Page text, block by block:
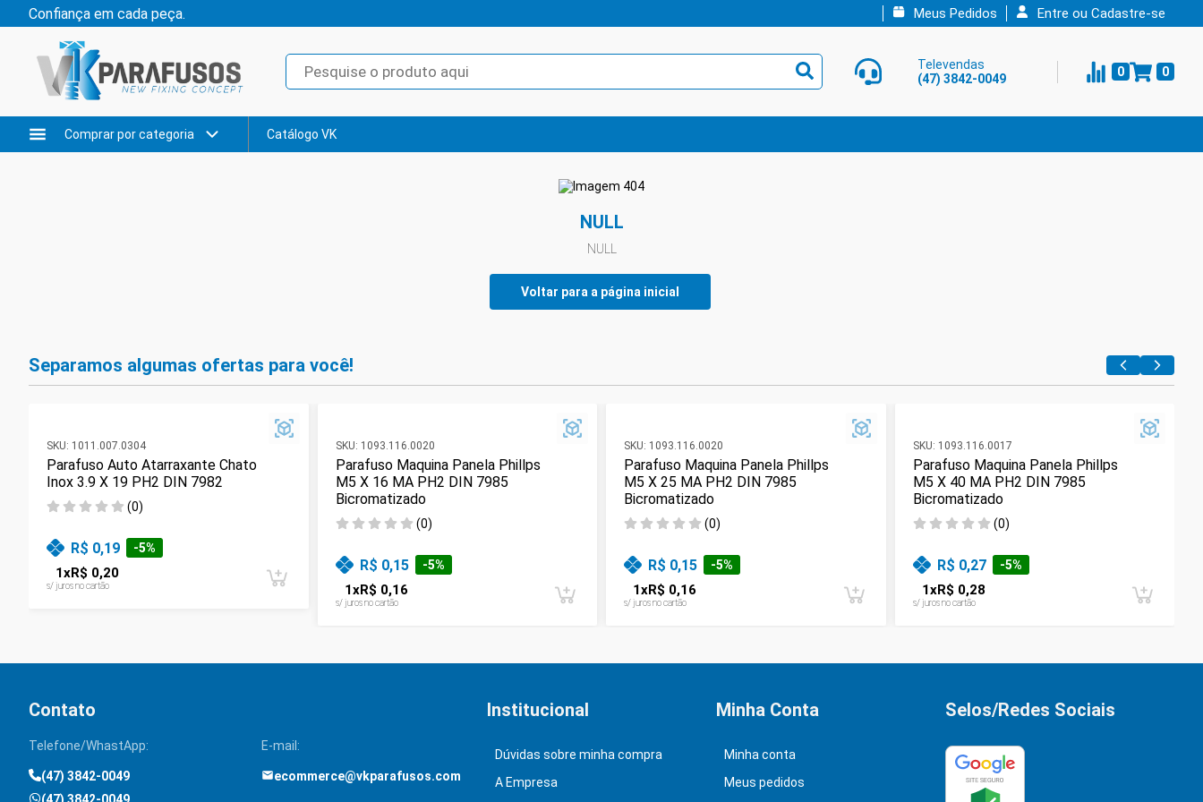
Confiança em cada peça. Meus Pedidos Entre ou Cadastre-se
Televendas
(47) 3842-0049
0 0
Comprar por categoria Catálogo VK
NULL
NULL
Voltar para a página inicial
Separamos algumas ofertas para você!
SKU: 1011.007.0304
Parafuso Auto Atarraxante Chato
Inox 3.9 X 19 PH2 DIN 7982
(0)
R$ 0,19 -5%
1xR$ 0,20
s/ juros no cartão
SKU: 1093.116.0020
Parafuso Maquina Panela Phillps
M5 X 16 MA PH2 DIN 7985
Bicromatizado
(0)
R$ 0,15 -5%
1xR$ 0,16
s/ juros no cartão
SKU: 1093.116.0020
Parafuso Maquina Panela Phillps
M5 X 25 MA PH2 DIN 7985
Bicromatizado
(0)
R$ 0,15 -5%
1xR$ 0,16
s/ juros no cartão
SKU: 1093.116.0017
Parafuso Maquina Panela Phillps
M5 X 40 MA PH2 DIN 7985
Bicromatizado
(0)
R$ 0,27 -5%
1xR$ 0,28
s/ juros no cartão
Contato
Telefone/WhastApp:
(47) 3842-0049
E-mail:
ecommerce@vkparafusos.com
Institucional
Dúvidas sobre minha compra
A Empresa
Minha Conta
Minha conta
Meus pedidos
Selos/Redes Sociais